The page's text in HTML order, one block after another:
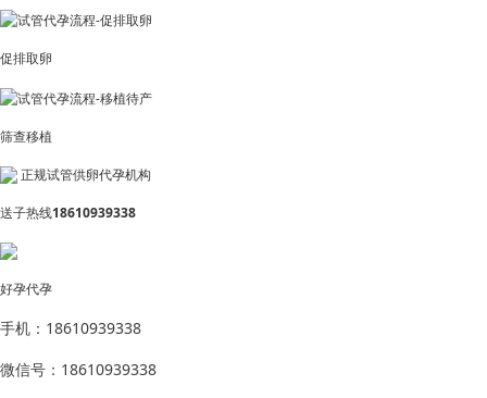
促排取卵
筛查移植
正规试管供卵代孕机构
送子热线18610939338
好孕代孕
手机：18610939338
微信号：18610939338